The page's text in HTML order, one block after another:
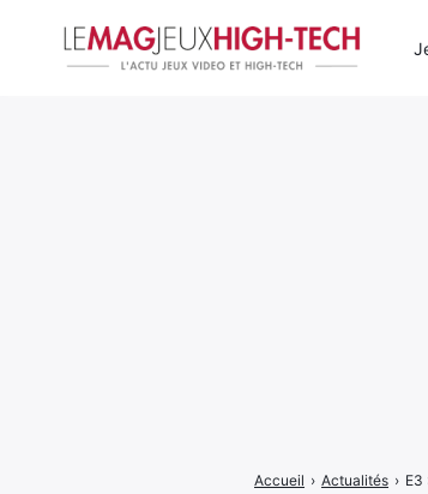
Accueil › Actualités › E3